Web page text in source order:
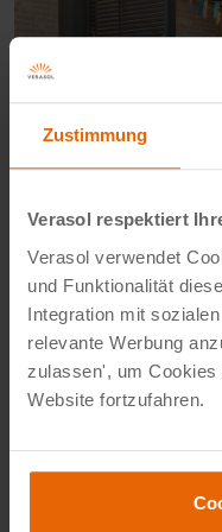
Zustimmung
Verasol respektiert
Verasol verwendet
und Funktionalität
Integration mit
relevante Werbung
zulassen', um
Website fortzufahren.
zum 4.
Machen Sie Ihre